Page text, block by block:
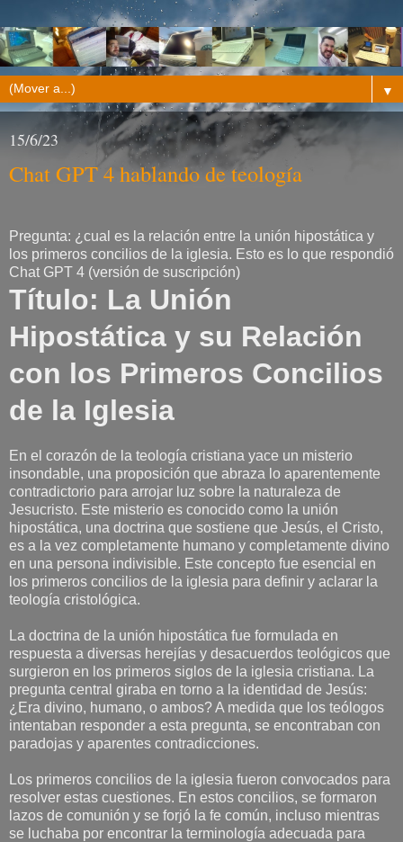
▼
15/6/23
Chat GPT 4 hablando de teología
Pregunta: ¿cual es la relación entre la unión hipostática y
los primeros concilios de la iglesia. Esto es lo que respondió
Chat GPT 4 (versión de suscripción)
Título: La Unión
Hipostática y su Relación
con los Primeros Concilios
de la Iglesia
En el corazón de la teología cristiana yace un misterio
insondable, una proposición que abraza lo aparentemente
contradictorio para arrojar luz sobre la naturaleza de
Jesucristo. Este misterio es conocido como la unión
hipostática, una doctrina que sostiene que Jesús, el Cristo,
es a la vez completamente humano y completamente divino
en una persona indivisible. Este concepto fue esencial en
los primeros concilios de la iglesia para definir y aclarar la
teología cristológica.
La doctrina de la unión hipostática fue formulada en
respuesta a diversas herejías y desacuerdos teológicos que
surgieron en los primeros siglos de la iglesia cristiana. La
pregunta central giraba en torno a la identidad de Jesús:
¿Era divino, humano, o ambos? A medida que los teólogos
intentaban responder a esta pregunta, se encontraban con
paradojas y aparentes contradicciones.
Los primeros concilios de la iglesia fueron convocados para
resolver estas cuestiones. En estos concilios, se formaron
lazos de comunión y se forjó la fe común, incluso mientras
se luchaba por encontrar la terminología adecuada para